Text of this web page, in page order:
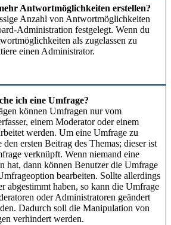
Antwortmöglichkeiten erstellen?
Anzahl von Antwortmöglichkeiten
Administration festgelegt. Wenn du
als zugelassen zu
einen Administrator.
ich eine Umfrage?
können Umfragen nur vom
einem Moderator oder einem
werden. Um eine Umfrage zu
den ersten Beitrag des Themas; dieser ist
verknüpft. Wenn niemand eine
hat, dann können Benutzer die Umfrage
bearbeiten. Sollte allerdings
abgestimmt haben, so kann die Umfrage
oder Administratoren geändert
Dadurch soll die Manipulation von
verhindert werden.